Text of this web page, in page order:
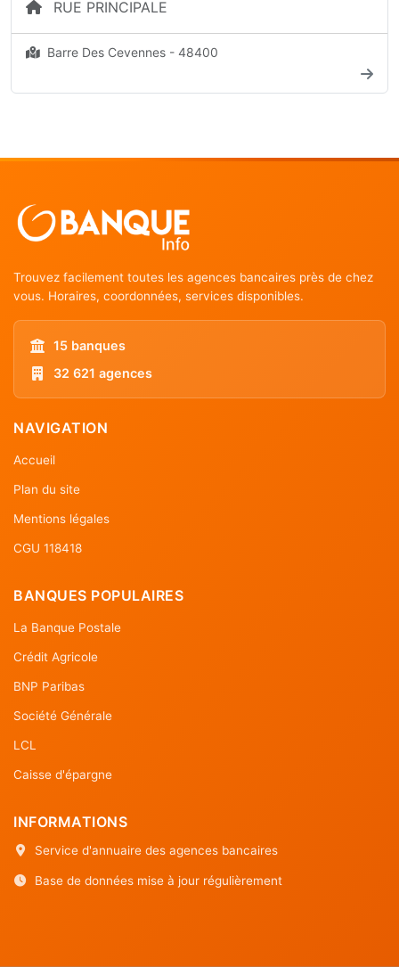
RUE PRINCIPALE
Barre Des Cevennes - 48400
Trouvez facilement toutes les agences bancaires près de chez
vous. Horaires, coordonnées, services disponibles.
15 banques
32 621 agences
NAVIGATION
Accueil
Plan du site
Mentions légales
CGU 118418
BANQUES POPULAIRES
La Banque Postale
Crédit Agricole
BNP Paribas
Société Générale
LCL
Caisse d'épargne
INFORMATIONS
Service d'annuaire des agences bancaires
Base de données mise à jour régulièrement